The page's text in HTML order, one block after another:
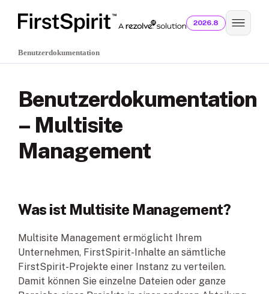
2026.8
Benutzerdokumentation
Benutzerdokumentation
– Multisite
Management
Was ist Multisite Management?
Multisite Management ermöglicht Ihrem
Unternehmen, FirstSpirit-Inhalte an sämtliche
FirstSpirit-Projekte einer Instanz zu verteilen.
Damit können Sie einzelne Dateien oder ganze